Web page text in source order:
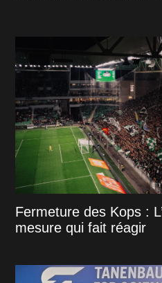
Fermeture des Kops :
mesure qui fait réagir